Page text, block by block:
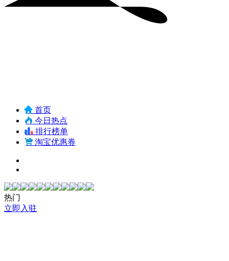
首页
今日热点
排行榜单
淘宝优惠券
热门
立即入驻